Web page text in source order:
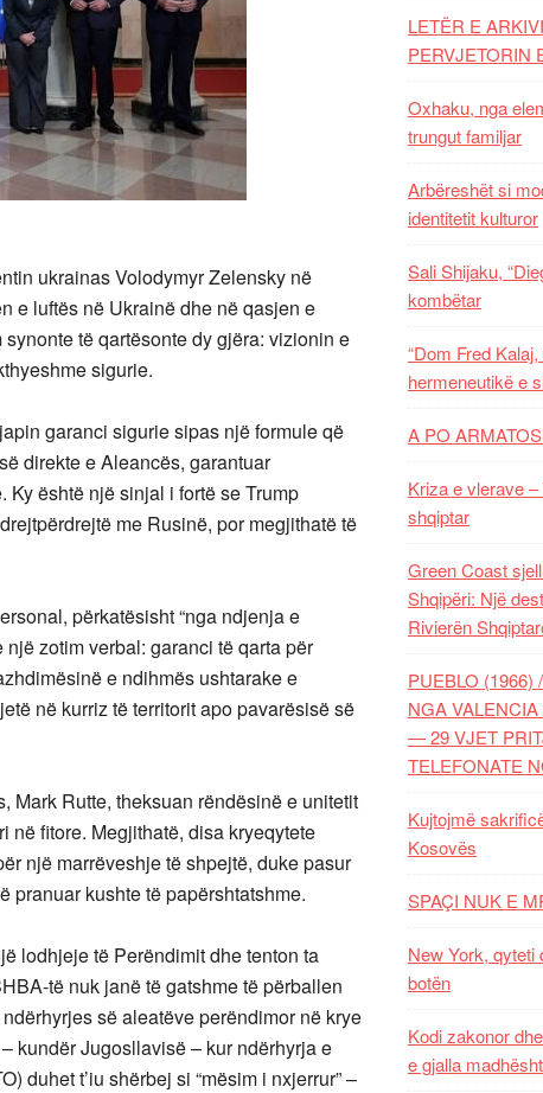
ukrainas Volodymyr Zelensky në
e luftës në Ukrainë dhe në qasjen e
të qartësonte dy gjëra: vizionin e
sigurie.
garanci sigurie sipas një formule që
direkte e Aleancës, garantuar
është një sinjal i fortë se Trump
me Rusinë, por megjithatë të
përkatësisht “nga ndjenja e
zotim verbal: garanci të qarta për
e ndihmës ushtarake e
në kurriz të territorit apo pavarësisë së
Mark Rutte, theksuan rëndësinë e unitetit
në fitore. Megjithatë, disa kryeqytete
një marrëveshje të shpejtë, duke pasur
pranuar kushte të papërshtatshme.
lodhjeje të Perëndimit dhe tenton ta
të nuk janë të gatshme të përballen
së aleatëve perëndimor në krye
kundër Jugosllavisë – kur ndërhyrja e
duhet t’iu shërbej si “mësim i nxjerrur” –
LETËR E
PERVJETORIN
Oxhaku, nga
trungut familjar
Arbëreshët si
identitetit kulturor
Sali Shijaku,
kombëtar
“Dom Fred
hermeneutikë e
A PO
Kriza e vlerave
shqiptar
Green Coast
Shqipëri: Një
Rivierën
PUEBLO (1966)
NGA
— 29 VJET
TELEFONATE
Kujtojmë
Kosovës
SPAÇI NUK E
New York,
botën
Kodi zakonor
e gjalla